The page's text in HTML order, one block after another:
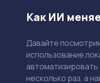
Как ИИ
Давайте
использование
автоматизировать
несколько раз, а